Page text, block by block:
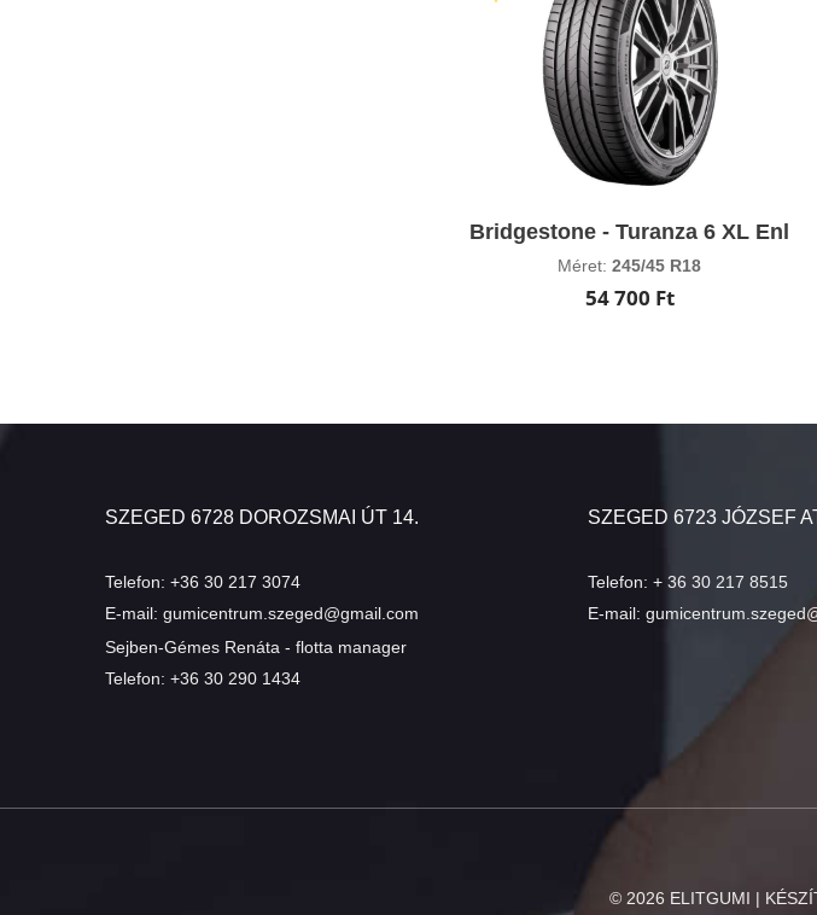
Bridgestone - Turanza 6 XL Enl
Méret:245/45 R18
54 700 Ft
SZEGED 6728 DOROZSMAI ÚT 14.
Telefon: +36 30 217 3074
E-mail: gumicentrum.szeged@gmail.com
Sejben-Gémes Renáta - flotta manager
Telefon: +36 30 290 1434
SZEGED 6723 JÓZSEF
Telefon: + 36 30 217 8515
E-mail:
© 2026 ELITGUMI |